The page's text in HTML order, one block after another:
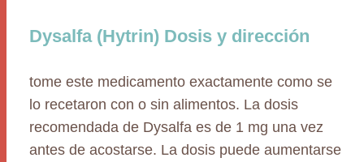
Dysalfa (Hytrin) Dosis y dirección
tome este medicamento exactamente como se
lo recetaron con o sin alimentos. La dosis
recomendada de Dysalfa es de 1 mg una vez
antes de acostarse. La dosis puede aumentarse